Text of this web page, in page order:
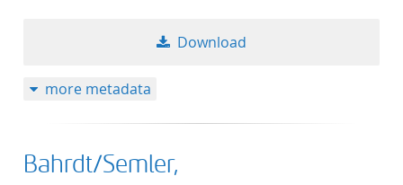
Download
more metadata
Bahrdt/Semler,